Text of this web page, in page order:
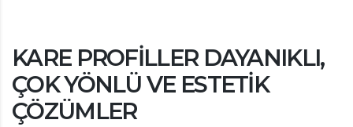
KARE PROFILLER DAYANIKLI,
ÇOK YÖNLÜ VE ESTETIK
ÇÖZÜMLER